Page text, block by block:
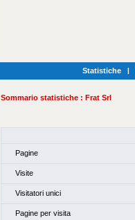
Statistiche |
Sommario statistiche : Frat Srl
Pagine
Visite
Visitatori unici
Pagine per visita